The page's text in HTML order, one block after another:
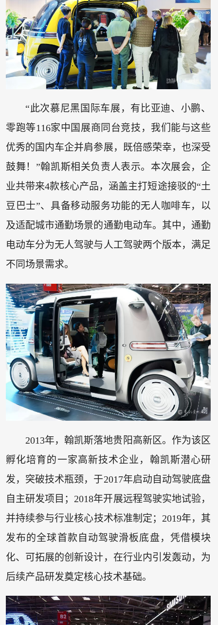
“此次慕尼黑国际车展，有比亚迪、小鹏、
零跑等116家中国展商同台竞技，我们能与这些
优秀的国内车企并肩参展，既倍感荣幸，也深受
鼓舞！”翰凯斯相关负责人表示。本次展会，企
业共带来4款核心产品，涵盖主打短途接驳的“土
豆巴士”、具备移动服务功能的无人咖啡车，以
及适配城市通勤场景的通勤电动车。其中，通勤
电动车分为无人驾驶与人工驾驶两个版本，满足
不同场景需求。
2013年，翰凯斯落地贵阳高新区。作为该区
孵化培育的一家高新技术企业，翰凯斯潜心研
发，突破技术瓶颈，于2017年启动自动驾驶底盘
自主研发项目；2018年开展远程驾驶实地试验，
并持续参与行业核心技术标准制定；2019年，其
发布的全球首款自动驾驶滑板底盘，凭借模块
化、可拓展的创新设计，在行业内引发轰动，为
后续产品研发奠定核心技术基础。